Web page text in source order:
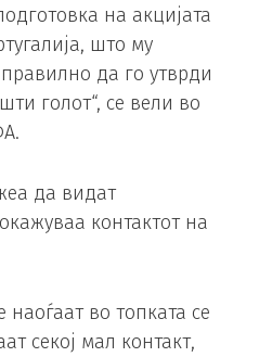
на акцијата
што му
да го утврди
голот“, се вели во
да видат
контактот на
наоѓаат во топката се
секој мал контакт,